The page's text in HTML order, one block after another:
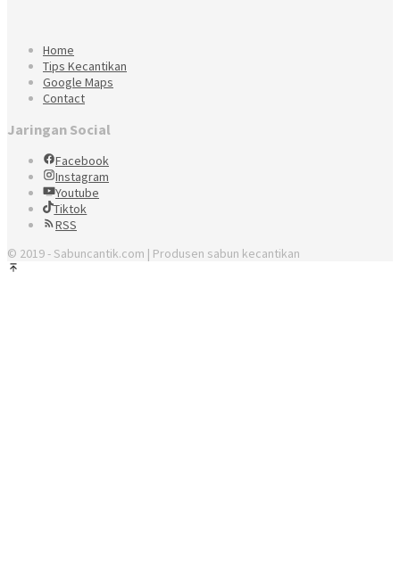
Home
Tips Kecantikan
Google Maps
Contact
Jaringan Social
Facebook
Instagram
Youtube
Tiktok
RSS
© 2019 - Sabuncantik.com | Produsen sabun kecantikan